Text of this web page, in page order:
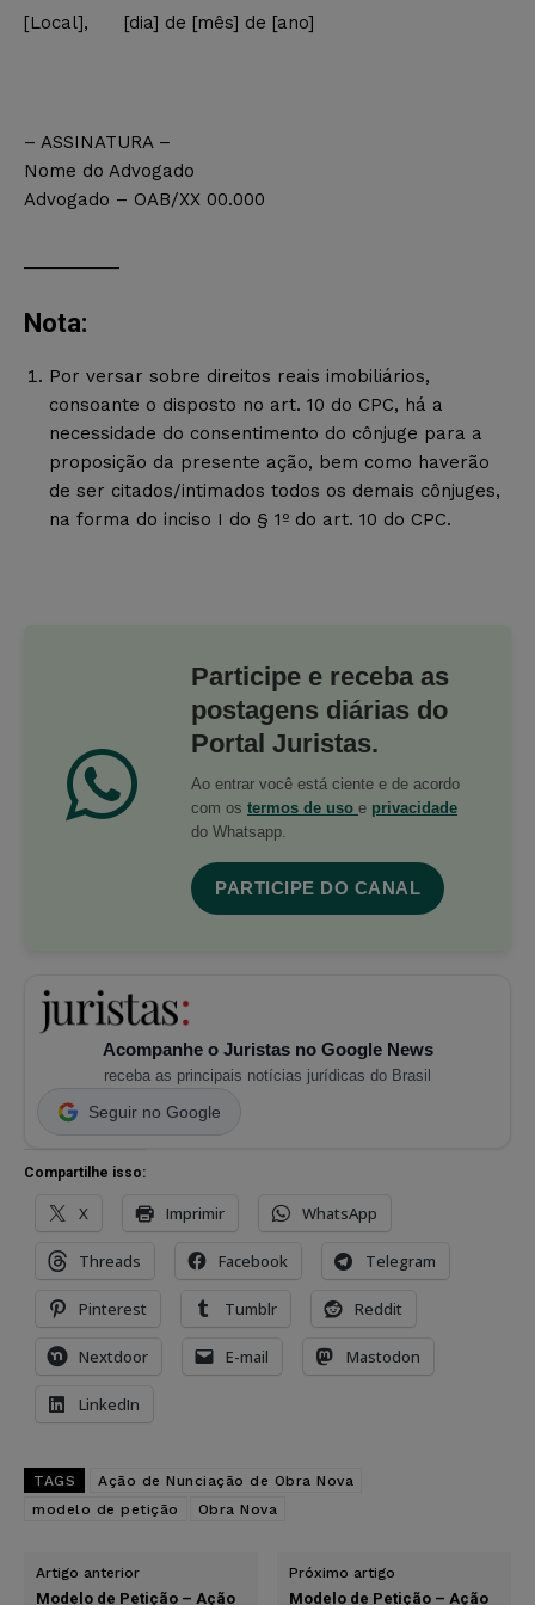
[Local], [dia] de [mês] de [ano]
– ASSINATURA –
Nome do Advogado
Advogado – OAB/XX 00.000
Nota:
Por versar sobre direitos reais imobiliários,
consoante o disposto no art. 10 do CPC, há a
necessidade do consentimento do cônjuge para a
proposição da presente ação, bem como haverão
de ser citados/intimados todos os demais cônjuges,
na forma do inciso I do § 1º do art. 10 do CPC.
Participe e receba as
postagens diárias do
Portal Juristas.
Ao entrar você está ciente e de acordo
com os termos de uso e privacidade
do Whatsapp.
PARTICIPE DO CANAL
Acompanhe o Juristas no Google News
receba as principais notícias jurídicas do Brasil
Seguir no Google
Compartilhe isso:
X Imprimir WhatsApp
Threads Facebook Telegram
Pinterest Tumblr Reddit
Nextdoor E-mail Mastodon
LinkedIn
TAGS
Ação de Nunciação de Obra Nova
modelo de petição
Obra Nova
Artigo anterior
Modelo de Petição – Ação
Próximo artigo
Modelo de Petição – Ação